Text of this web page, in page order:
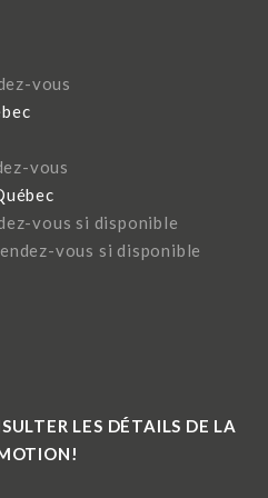
vous
vous
vous si disponible
vous si disponible
LES DÉTAILS DE LA